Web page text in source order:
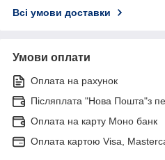
Всі умови доставки
Умови оплати
Оплата на рахунок
Післяплата "Нова Пошта"з
Оплата на карту Моно банк
Оплата картою Visa,